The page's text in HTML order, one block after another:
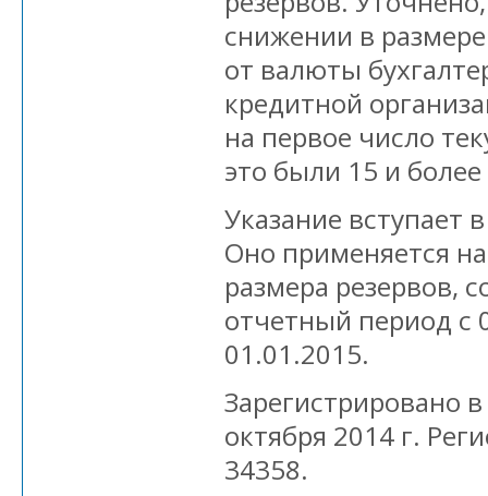
снижении в
от валюты
кредитной
на первое число
это были 15 и
Указание вступает
Оно применяется
размера резервов,
отчетный период с
01.01.2015.
Зарегистрировано
октября 2014 г.
34358.